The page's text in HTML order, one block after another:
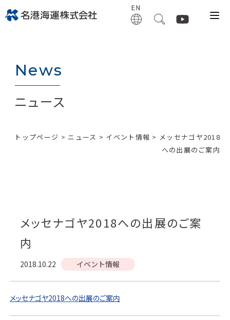
News
ニュース
トップページ > ニュース > イベント情報 > メッセナゴヤ2018
への出展のご案内
メッセナゴヤ2018への出展のご案
内
2018.10.22 イベント情報
メッセナゴヤ2018への出展のご案内